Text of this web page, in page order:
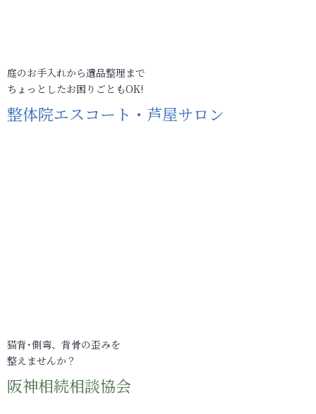
庭のお手入れから遺品整理まで
ちょっとしたお困りごともOK!
整体院エスコート・芦屋サロン
猫背･側弯、背骨の歪みを
整えませんか？
阪神相続相談協会